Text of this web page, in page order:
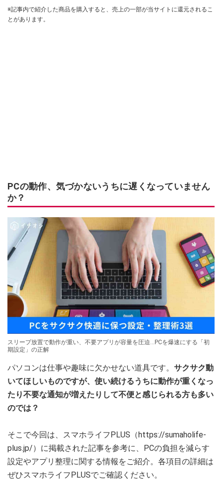
※記事内で紹介した商品を購入すると、売上の一部が当サイトに還元されるこ
とがあります。
PCの動作、気づかないうちに遅くなっていません
か？
スリープ放置で動作が重い、不要アプリが容量を圧迫…PCを爆速にする「初
期設定」の正解
パソコンは仕事や趣味に欠かせない道具です。 サクサク動
いてほしいものですが、使い続けるうちに動作が重くなっ
たり不要な通知が増えたりして不便と感じられる方も多い
のでは？
そこで今回は、スマホライフPLUS（https://sumaholife-
plus.jp/）に掲載された記事を参考に、PCの負担を減らす
設定やアプリ整理に関する情報をご紹介。各項目の詳細は
ぜひスマホライフPLUSでご確認ください。